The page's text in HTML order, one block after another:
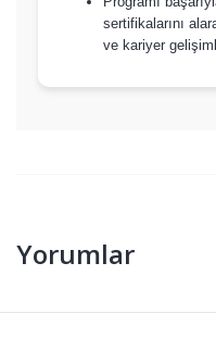
sertifikalarını
ve kariyer
Yorumlar